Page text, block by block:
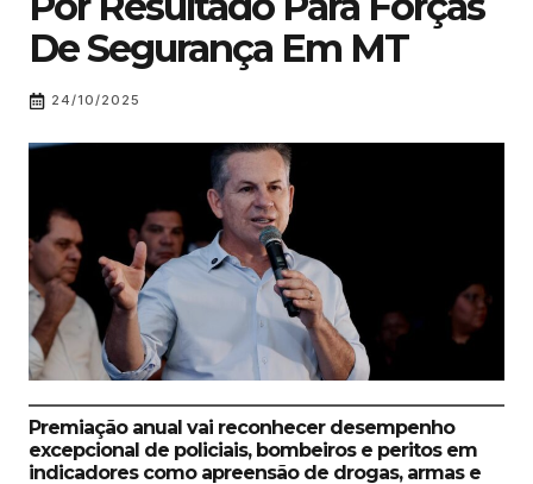
De Segurança Em MT
24/10/2025
Premiação anual vai reconhecer desempenho
excepcional de policiais, bombeiros e peritos em
indicadores como apreensão de drogas, armas e